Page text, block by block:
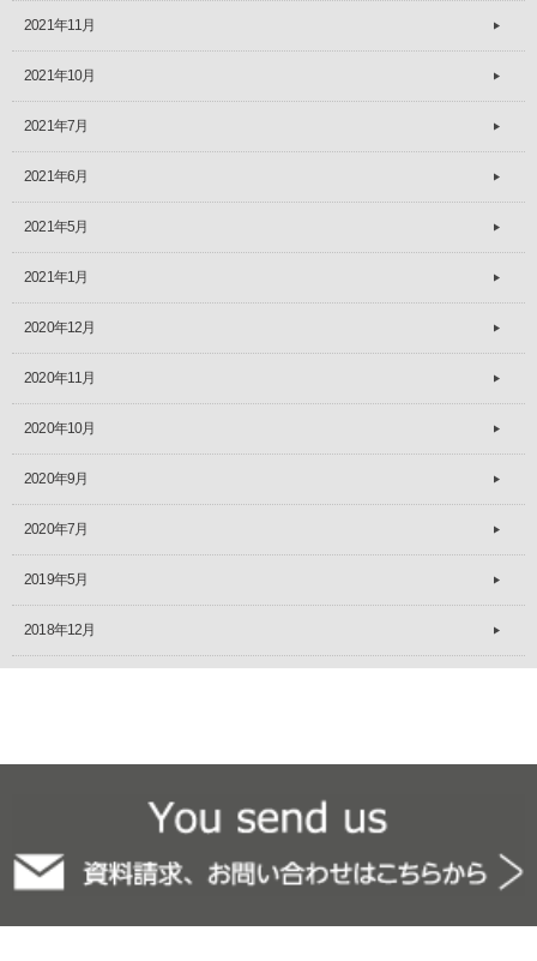
2021年11月
2021年10月
2021年7月
2021年6月
2021年5月
2021年1月
2020年12月
2020年11月
2020年10月
2020年9月
2020年7月
2019年5月
2018年12月